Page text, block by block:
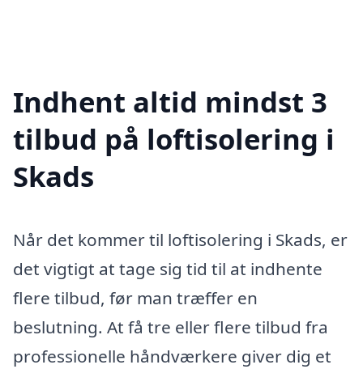
Indhent altid mindst 3
tilbud på loftisolering i
Skads
Når det kommer til loftisolering i Skads, er
det vigtigt at tage sig tid til at indhente
flere tilbud, før man træffer en
beslutning. At få tre eller flere tilbud fra
professionelle håndværkere giver dig et